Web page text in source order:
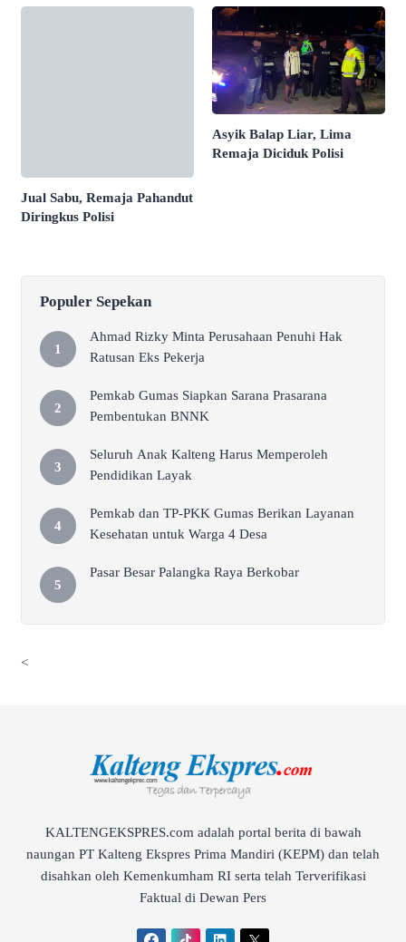
Jual Sabu, Remaja Pahandut
Diringkus Polisi
Asyik Balap Liar, Lima
Remaja Diciduk Polisi
Populer Sepekan
Ahmad Rizky Minta Perusahaan Penuhi Hak
Ratusan Eks Pekerja
Pemkab Gumas Siapkan Sarana Prasarana
Pembentukan BNNK
Seluruh Anak Kalteng Harus Memperoleh
Pendidikan Layak
Pemkab dan TP-PKK Gumas Berikan Layanan
Kesehatan untuk Warga 4 Desa
Pasar Besar Palangka Raya Berkobar
<
KALTENGEKSPRES.com adalah portal berita di bawah
naungan PT Kalteng Ekspres Prima Mandiri (KEPM) dan telah
disahkan oleh Kemenkumham RI serta telah Terverifikasi
Faktual di Dewan Pers